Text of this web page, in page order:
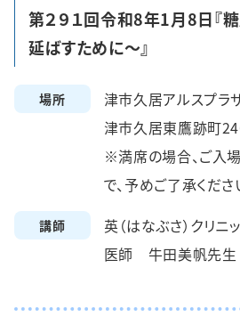
第２９１回令和8年1月8日『
延ばすために～』
場所
津市久居アルスプラ
津市久居東鷹跡町
※満席の場合、ご入
で、予めご了承くださ
講師
英（はなぶさ）クリニ
医師 牛田美帆先生